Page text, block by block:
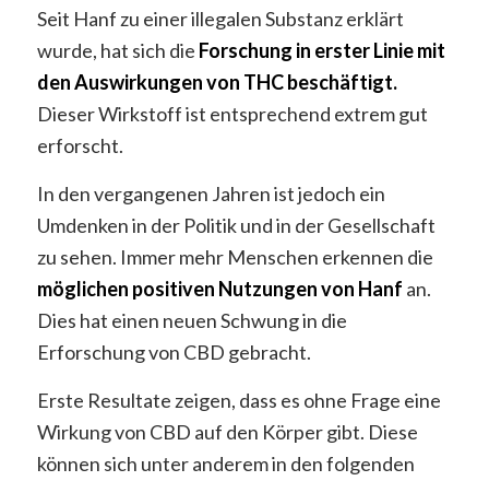
Seit Hanf zu einer illegalen Substanz erklärt
wurde, hat sich die Forschung in erster Linie mit
den Auswirkungen von THC beschäftigt.
Dieser Wirkstoff ist entsprechend extrem gut
erforscht.
In den vergangenen Jahren ist jedoch ein
Umdenken in der Politik und in der Gesellschaft
zu sehen. Immer mehr Menschen erkennen die
möglichen positiven Nutzungen von Hanf an.
Dies hat einen neuen Schwung in die
Erforschung von CBD gebracht.
Erste Resultate zeigen, dass es ohne Frage eine
Wirkung von CBD auf den Körper gibt. Diese
können sich unter anderem in den folgenden